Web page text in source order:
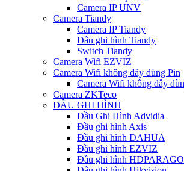
Camera IP UNV
Camera Tiandy
Camera IP Tiandy
Đầu ghi hình Tiandy
Switch Tiandy
Camera Wifi EZVIZ
Camera Wifi không dây dùng Pin
Camera Wifi không dây
Camera ZKTeco
ĐẦU GHI HÌNH
Đầu Ghi Hình Advidia
Đầu ghi hình Axis
Đầu ghi hình DAHUA
Đầu ghi hình EZVIZ
Đầu ghi hình